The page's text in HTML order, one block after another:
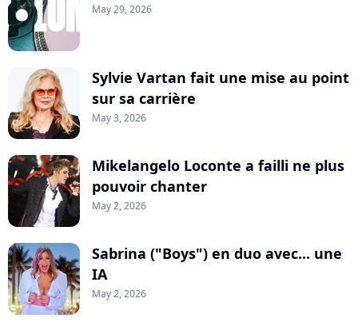
May 29, 2026
Sylvie Vartan fait une mise au point
sur sa carrière
May 3, 2026
Mikelangelo Loconte a failli ne plus
pouvoir chanter
May 2, 2026
Sabrina ("Boys") en duo avec... une
IA
May 2, 2026